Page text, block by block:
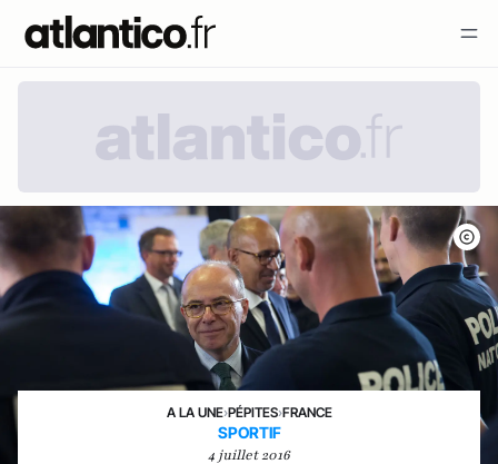
A LA UNE›PÉPITES›FRANCE
SPORTIF
4 juillet 2016